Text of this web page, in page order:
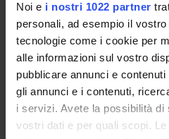
Noi e i nostri 1022 partner
personali, ad esempio il
tecnologie come i cookie per
alle informazioni sul vostro
pubblicare annunci e
gli annunci e i contenuti,
i servizi. Avete la possibilità di
vostri dati e per quali scopi.
Overview
Enrolment Policy
Courses
Academic Calendar
Lesson timetable
Degree Programme